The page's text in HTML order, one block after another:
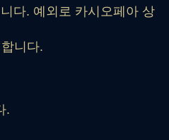
다. 예외로 카시오페아 상
니다.
.